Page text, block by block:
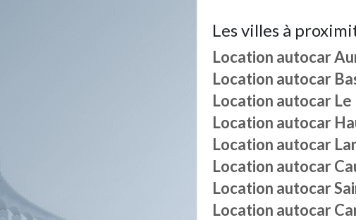
Les villes à
Location autocar
Location autocar
Location autocar Le
Location autocar
Location autocar
Location autocar
Location autocar
Location autocar